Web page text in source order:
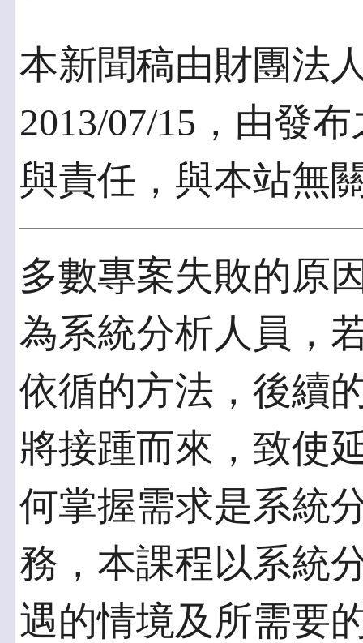
本新聞稿由財團法
2013/07/15，由發
與責任，與本站無
多數專案失敗的原
為系統分析人員，
依循的方法，後續
將接踵而來，致使
何掌握需求是系統
務，本課程以系統
遇的情境及所需要